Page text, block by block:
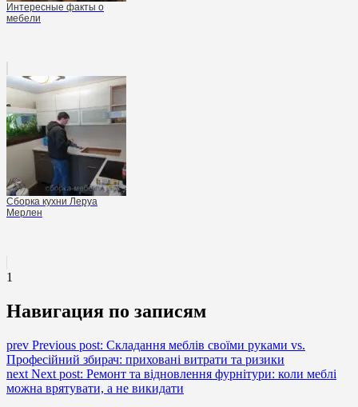
Интересные факты о
мебели
Сборка кухни Леруа
Мерлен
1
Навигация по записям
prev Previous post: Складання меблів своїми руками vs.
Професійний збирач: приховані витрати та ризики
next Next post: Ремонт та відновлення фурнітури: коли меблі
можна врятувати, а не викидати